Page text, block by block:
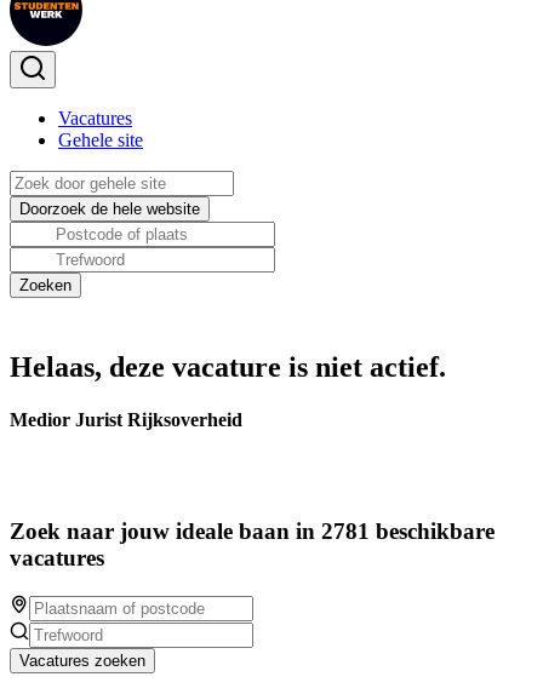
Vacatures
Gehele site
Helaas, deze vacature is niet actief.
Medior Jurist Rijksoverheid
Zoek naar jouw ideale baan in 2781 beschikbare
vacatures
Vacatures zoeken